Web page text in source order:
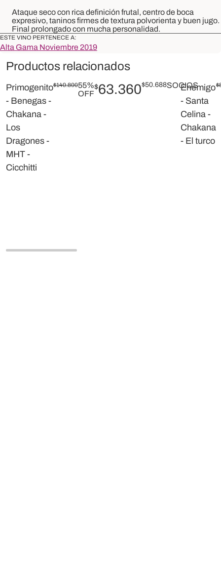
Ataque seco con rica definición frutal, centro de boca
expresivo, taninos firmes de textura polvorienta y buen jugo.
Final prolongadocon mucha personalidad.
ESTE VINO PERTENECE A:
Alta Gama Noviembre 2019
Productos relacionados
Primogenito
- Benegas -
Chakana -
Los
Dragones -
MHT -
Cicchitti
$140.80055%
OFF
$63.360$50.688SOCIOS
Enemigo
- Santa
Celina -
Chakana
- El turco
$